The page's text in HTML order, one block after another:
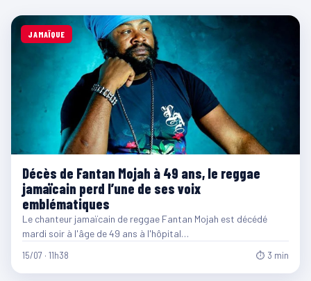
JAMAÏQUE
Décès de Fantan Mojah à 49 ans, le reggae
jamaïcain perd l’une de ses voix
emblématiques
Le chanteur jamaïcain de reggae Fantan Mojah est décédé
mardi soir à l'âge de 49 ans à l'hôpital…
15/07 · 11h38 ⏱ 3 min